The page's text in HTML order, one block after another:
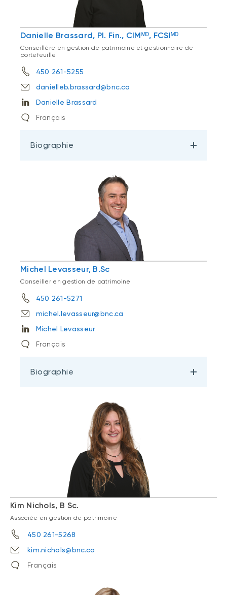
Danielle Brassard, Pl. Fin., CIMᴹᴰ, FCSIᴹᴰ
Conseillère en gestion de patrimoine et gestionnaire de
portefeuille
450 261-5255
danielleb.brassard@bnc.ca
Danielle Brassard
Français
Biographie
Michel Levasseur, B.Sc
Conseiller en gestion de patrimoine
450 261-5271
michel.levasseur@bnc.ca
Michel Levasseur
Français
Biographie
Kim Nichols, B Sc.
Associée en gestion de patrimoine
450 261-5268
kim.nichols@bnc.ca
Français